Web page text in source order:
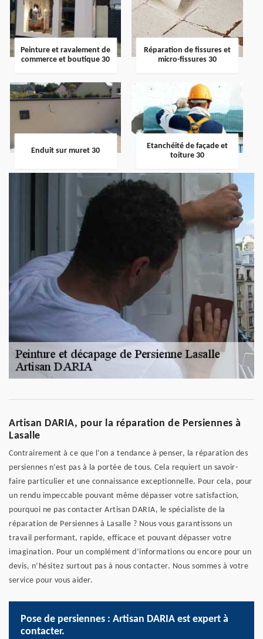
Peinture et ravalement de
commerce et boutique 30
Réparation de fissures et
micro-fissures 30
Enduit sur muret 30
Etanchéité de façade et
toiture 30
Artisan DARIA, pour la réparation de Persiennes à
Lasalle
Contrairement à ce que l’on a tendance à penser, la réparation des
persiennes n’est pas à la portée de tous. Cela requiert un savoir-
faire particulier et une connaissance exceptionnelle. Pour cela, pour
un rendu impeccable pouvant même dépasser votre satisfaction,
pourquoi ne pas contacter Artisan DARIA, le spécialiste de la
réparation de Persiennes à Lasalle ? Nous vous garantissons un
travail performant, rapide, efficace et pouvant dépasser votre
imagination. Pour un complément d’informations ou encore pour un
devis, n’hésitez surtout pas à nous contacter. Nous sommes à votre
service pour vous aider.
Pose de persiennes : Artisan DARIA est expert à
contacter.